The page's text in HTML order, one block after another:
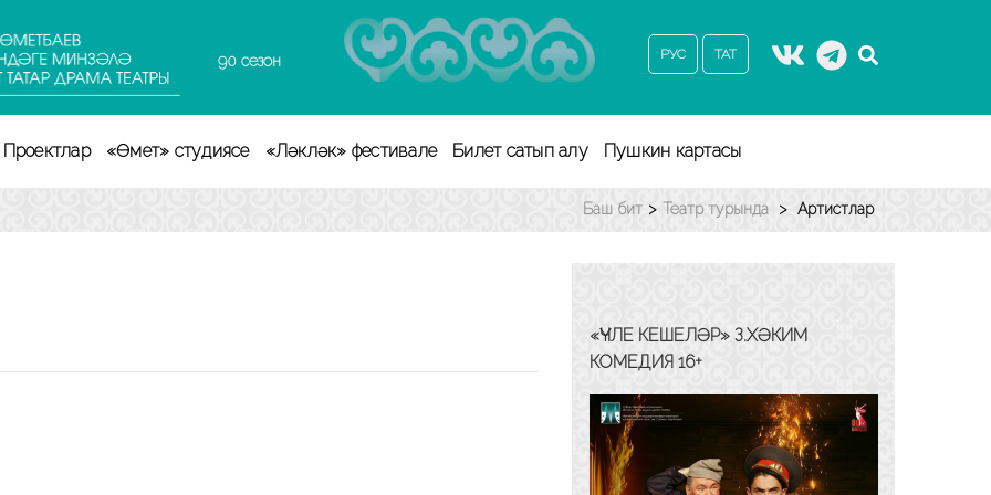
90 сезон РУС ТАТ
Проектлар «Өмет» студиясе «Ләкләк» фестивале Билет сатып алу Пушкин картасы
Баш бит > Театр турында > Артистлар
«ҮЧЛЕ КЕШЕЛӘР» З.ХӘКИМ
КОМЕДИЯ 16+